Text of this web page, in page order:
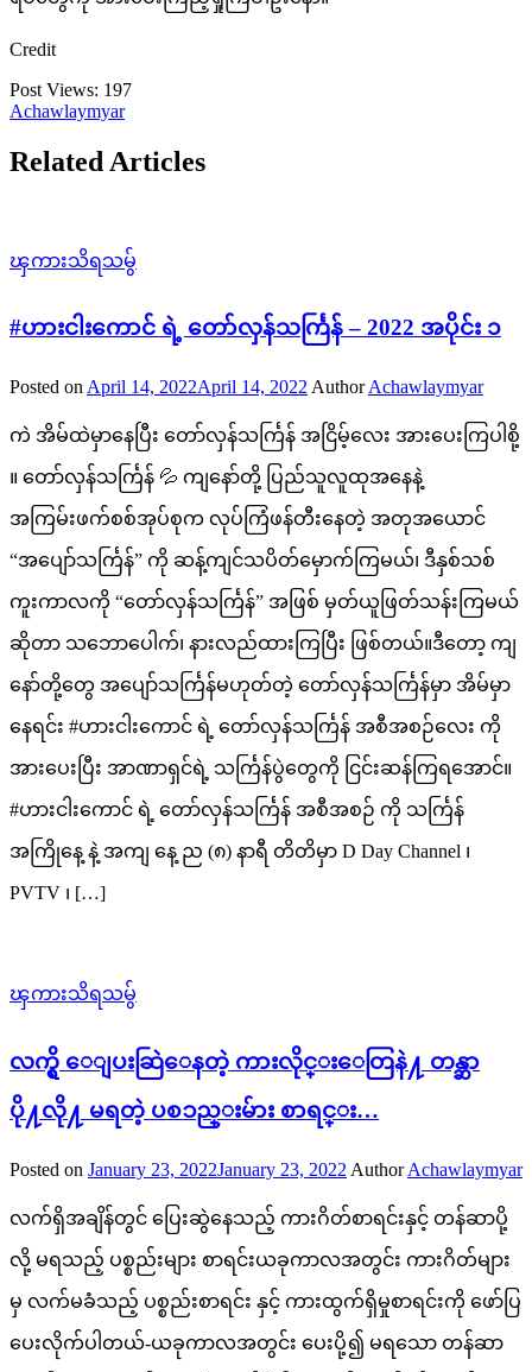
Credit
Post Views: 197
Achawlaymyar
Related Articles
ၾကားသိရသမွ်
#ဟားငါးကောင် ရဲ့ တော်လှန်သင်္ကြန် – 2022 အပိုင်း ၁
Posted on April 14, 2022April 14, 2022 Author Achawlaymyar
ကဲ အိမ်ထဲမှာနေပြီး တော်လှန်သင်္ကြန် အငြိမ့်လေး အားပေးကြပါစို့
။ တော်လှန်သင်္ကြန် 💦 ကျနော်တို့ ပြည်သူလူထုအနေနဲ့
အကြမ်းဖက်စစ်အုပ်စုက လုပ်ကြံဖန်တီးနေတဲ့ အတုအယောင်
“အပျော်သင်္ကြန်” ကို ဆန့်ကျင်သပိတ်မှောက်ကြမယ်၊ ဒီနှစ်သစ်
ကူးကာလကို “တော်လှန်သင်္ကြန်” အဖြစ် မှတ်ယူဖြတ်သန်းကြမယ်
ဆိုတာ သဘောပေါက်၊ နားလည်ထားကြပြီး ဖြစ်တယ်။ဒီတော့ ကျ
နော်တို့တွေ အပျော်သင်္ကြန်မဟုတ်တဲ့ တော်လှန်သင်္ကြန်မှာ အိမ်မှာ
နေရင်း #ဟားငါးကောင် ရဲ့ တော်လှန်သင်္ကြန် အစီအစဉ်လေး ကို
အားပေးပြီး အာဏာရှင်ရဲ့ သင်္ကြန်ပွဲတွေကို ငြင်းဆန်ကြရအောင်။
#ဟားငါးကောင် ရဲ့ တော်လှန်သင်္ကြန် အစီအစဉ် ကို သင်္ကြန်
အကြိုနေ့ နဲ့ အကျ နေ့ ည (၈) နာရီ တိတိမှာ D Day Channel ၊
PVTV ၊ […]
ၾကားသိရသမွ်
လက္ရွိ ေျပးဆြဲေနတဲ့ ကားလိုင္းေတြနဲ႔ တန္ဆာ
ပို႔လို႔ မရတဲ့ ပစၥည္းမ်ား စာရင္း…
Posted on January 23, 2022January 23, 2022 Author Achawlaymyar
လက်ရှိအချိန်တွင် ပြေးဆွဲနေသည့် ကားဂိတ်စာရင်းနှင့် တန်ဆာပို့
လို့ မရသည့် ပစ္စည်းများ စာရင်းယခုကာလအတွင်း ကားဂိတ်များ
မှ လက်မခံသည့် ပစ္စည်းစာရင်း နှင့် ကားထွက်ရှိမှုစာရင်းကို ဖော်ပြ
ပေးလိုက်ပါတယ်-ယခုကာလအတွင်း ပေးပို့၍ မရသော တန်ဆာ